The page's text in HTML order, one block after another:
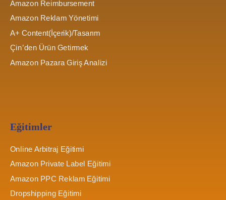
Amazon Reimbursement
Amazon Reklam Yönetimi
A+ Content(İçerik)/Tasarım
Çin’den Ürün Getirmek
Amazon Pazara Giriş Analizi
Eğitimler
Online Arbitraj Eğitimi
Amazon Private Label Eğitimi
Amazon PPC Reklam Eğitimi
Dropshipping Eğitimi